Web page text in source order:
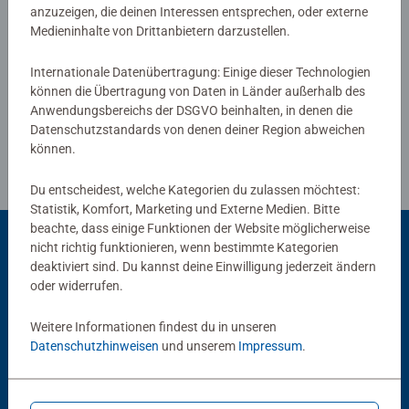
Verfasse eine Bewertung
Richtlinien für Bewertungen
Beliebte Auswahl
Andere Kunden mögen auch
anzuzeigen, die deinen Interessen entsprechen, oder externe
Medieninhalte von Drittanbietern darzustellen.
Internationale Datenübertragung: Einige dieser Technologien
können die Übertragung von Daten in Länder außerhalb des
Anwendungsbereichs der DSGVO beinhalten, in denen die
Datenschutzstandards von denen deiner Region abweichen
können.
Du entscheidest, welche Kategorien du zulassen möchtest:
Statistik, Komfort, Marketing und Externe Medien. Bitte
beachte, dass einige Funktionen der Website möglicherweise
nicht richtig funktionieren, wenn bestimmte Kategorien
deaktiviert sind. Du kannst deine Einwilligung jederzeit ändern
oder widerrufen.
Weitere Informationen findest du in unseren
Datenschutzhinweisen und unserem Impressum.